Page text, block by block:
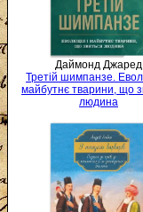
Даймонд Джаред
Третій шимпанзе.
майбутнє тварини, що
людина